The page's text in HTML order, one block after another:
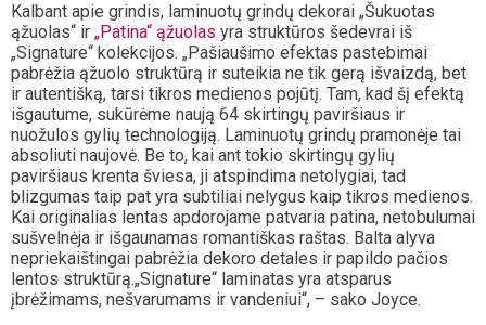
Kalbant apie grindis, laminuotų grindų dekorai „Šukuotas
ąžuolas“ ir „Patina“ ąžuolas yra struktūros šedevrai iš
„Signature“ kolekcijos. „Pašiaušimo efektas pastebimai
pabrėžia ąžuolo struktūrą ir suteikia ne tik gerą išvaizdą, bet
ir autentišką, tarsi tikros medienos pojūtį. Tam, kad šį efektą
išgautume, sukūrėme naują 64 skirtingų paviršiaus ir
nuožulos gylių technologiją. Laminuotų grindų pramonėje tai
absoliuti naujovė. Be to, kai ant tokio skirtingų gylių
paviršiaus krenta šviesa, ji atspindima netolygiai, tad
blizgumas taip pat yra subtiliai nelygus kaip tikros medienos.
Kai originalias lentas apdorojame patvaria patina, netobulumai
sušvelnėja ir išgaunamas romantiškas raštas. Balta alyva
nepriekaištingai pabrėžia dekoro detales ir papildo pačios
lentos struktūrą.„Signature“ laminatas yra atsparus
įbrėžimams, nešvarumams ir vandeniui“, – sako Joyce.